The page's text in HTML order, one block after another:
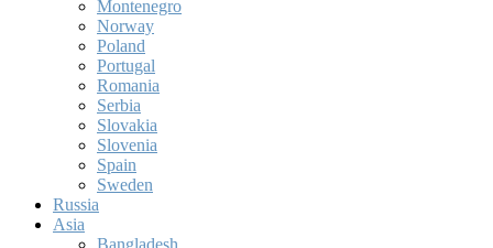
Montenegro
Norway
Poland
Portugal
Romania
Serbia
Slovakia
Slovenia
Spain
Sweden
Russia
Asia
Bangladesh